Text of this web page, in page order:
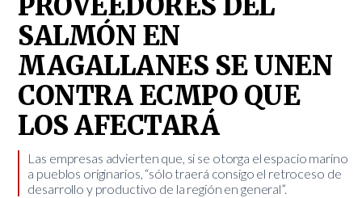
SALMÓN EN
MAGALLANES SE UNEN
CONTRA ECMPO QUE
LOS AFECTARÁ
​Las empresas advierten que, si se otorga el espacio marino
a pueblos originarios, “sólo traerá consigo el retroceso de
desarrollo y productivo de la región en general”.